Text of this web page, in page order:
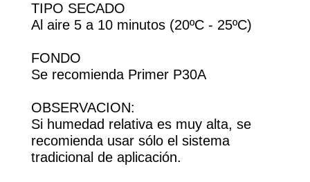
TIPO SECADO
Al aire 5 a 10 minutos (20ºC - 25ºC)
FONDO
Se recomienda Primer P30A
OBSERVACION:
Si humedad relativa es muy alta, se
recomienda usar sólo el sistema
tradicional de aplicación.